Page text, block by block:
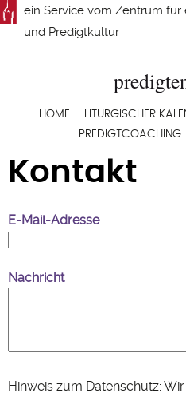
Direkt
zum
ein Service vom Zentrum für
und Predigtkultur
HOME LITURGISCHER
PREDIGTCOACHING
Kontakt
E-Mail-Adresse
Nachricht
Hinweis zum Datenschutz: